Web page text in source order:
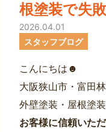
根塗装で失
2026.04.01
スタッフブログ
こんにちは☻
大阪狭山市・富田
外壁塗装・屋根塗
お客様に信頼いた